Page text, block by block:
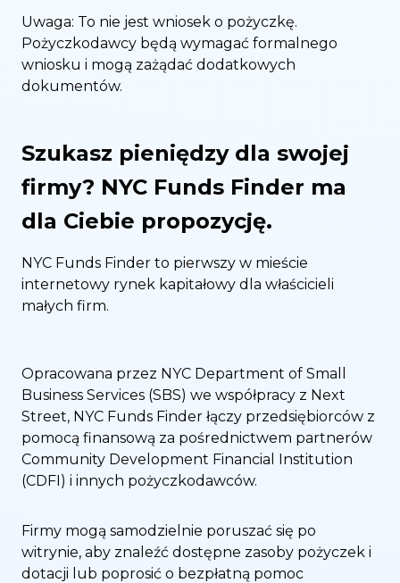
Uwaga: To nie jest wniosek o pożyczkę.
Pożyczkodawcy będą wymagać formalnego
wniosku i mogą zażądać dodatkowych
dokumentów.
Szukasz pieniędzy dla swojej
firmy? NYC Funds Finder ma
dla Ciebie propozycję.
NYC Funds Finder to pierwszy w mieście
internetowy rynek kapitałowy dla właścicieli
małych firm.
Opracowana przez NYC Department of Small
Business Services (SBS) we współpracy z Next
Street, NYC Funds Finder łączy przedsiębiorców z
pomocą finansową za pośrednictwem partnerów
Community Development Financial Institution
(CDFI) i innych pożyczkodawców.
Firmy mogą samodzielnie poruszać się po
witrynie, aby znaleźć dostępne zasoby pożyczek i
dotacji lub poprosić o bezpłatną pomoc